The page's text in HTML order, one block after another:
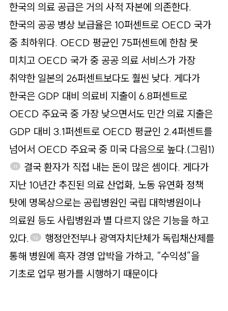
한국의 의료 공급은 거의 사적 자본에 의존한다.
한국의 공공 병상 보급율은 10퍼센트로 OECD 국가
중 최하위다. OECD 평균인 75퍼센트에 한참 못
미치고 OECD 국가 중 공공 의료 서비스가 가장
취약한 일본의 26퍼센트보다도 훨씬 낮다. 게다가
한국은 GDP 대비 의료비 지출이 6.8퍼센트로
OECD 주요국 중 가장 낮으면서도 민간 의료 지출은
GDP 대비 3.1퍼센트로 OECD 평균인 2.4퍼센트를
넘어서 OECD 주요국 중 미국 다음으로 높다.(그림1)
11
결국 환자가 직접 내는 돈이 많은 셈이다. 게다가
지난 10년간 추진된 의료 산업화, 노동 유연화 정책
탓에 명목상으로는 공립병원인 국립 대학병원이나
의료원 등도 사립병원과 별 다르지 않은 기능을 하고
있다.
12
행정안전부나 광역자치단체가 독립채산제를
통해 병원에 흑자 경영 압박을 가하고, “수익성”을
기초로 업무 평가를 시행하기 때문이다